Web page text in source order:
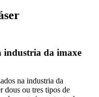
industria da imaxe
na industria da
dous ou tres tipos de